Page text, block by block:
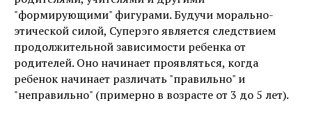
"формирующими" фигурами. Будучи морально-
этической силой, Cуперэго является следствием
продолжительной зависимости ребенка от
родителей. Оно начинает проявляться, когда
ребенок начинает различать "правильно" и
"неправильно" (примерно в возрасте от 3 до 5 лет).